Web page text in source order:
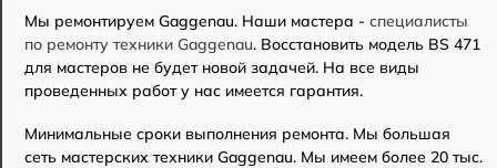
Мы ремонтируем Gaggenau. Наши мастера - специалисты
по ремонту техники Gaggenau. Восстановить модель BS 471
для мастеров не будет новой задачей. На все виды
проведенных работ у нас имеется гарантия.
Минимальные сроки выполнения ремонта. Мы большая
сеть мастерских техники Gaggenau. Мы имеем более 20 тыс.